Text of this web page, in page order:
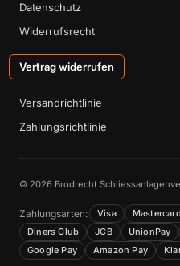
Datenschutz
Widerrufsrecht
Vertrag widerrufen
Versandrichtlinie
Zahlungsrichtlinie
© 2026 Brodrecht
Zahlungsarten: Visa Mastercard
Diners Club
JCB UnionPay
Google Pay
Amazon Pay